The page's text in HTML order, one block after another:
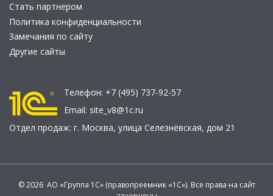
Стать партнером
Политика конфиденциальности
Замечания по сайту
Другие сайты
Телефон: +7 (495) 737-92-57
Email: site_v8@1c.ru
Отдел продаж: г. Москва, улица Селезнёвская, дом 21
© 2026 АО «Группа 1С» (правопреемник «1С»). Все права на сайт